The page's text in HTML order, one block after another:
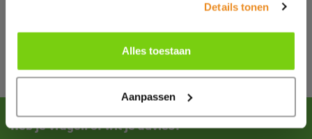
Details tonen
Alles toestaan
Aanpassen
Bezig met ophalen actuele voorraden...
Heb je vragen of wil je advies?